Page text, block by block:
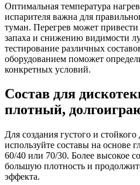
Оптимальная температура
испарителя важна для
туман. Перегрев может
запаха и снижению видимости
тестирование различных
оборудованием поможет
конкретных условий.
Состав для
плотный,
Для создания густого и
используйте составы на основе
60/40 или 70/30. Более высокое
большую плотность и
эффекта.